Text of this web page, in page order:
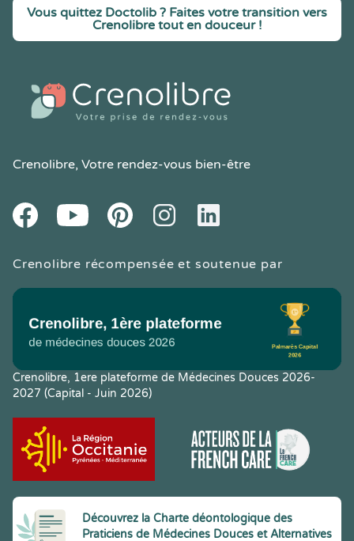
Vous quittez Doctolib ? Faites votre transition vers
Crenolibre tout en douceur !
Crenolibre, Votre rendez-vous bien-être
FacebookYoutube PinteresetInstagramLinkedIn
Crenolibre récompensée et soutenue par
Crenolibre, 1ere plateforme de Médecines Douces 2026-
2027 (Capital - Juin 2026)
Découvrez la Charte déontologique des
Praticiens de Médecines Douces et Alternatives